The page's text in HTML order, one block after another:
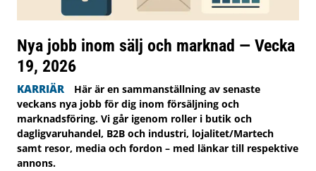
Nya jobb inom sälj och marknad — Vecka
19, 2026
KARRIÄR
Här är en sammanställning av senaste
veckans nya jobb för dig inom försäljning och
marknadsföring. Vi går igenom roller i butik och
dagligvaruhandel, B2B och industri, lojalitet/Martech
samt resor, media och fordon – med länkar till respektive
annons.